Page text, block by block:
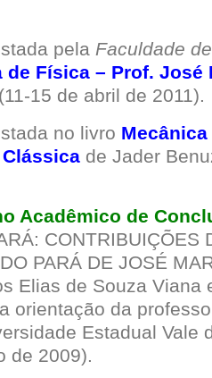
pela Faculdade
de Física – Prof. José
15 de abril de 2011).
no livro
de Jader
Acadêmico de
CONTRIBUIÇÕES
PARÁ DE JOSÉ
Elias de Souza Viana
orientação da
Estadual Vale
de 2009).